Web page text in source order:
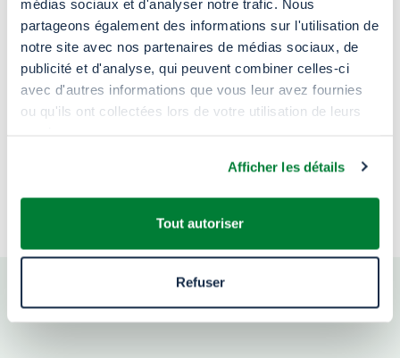
médias sociaux et d'analyser notre trafic. Nous
partageons également des informations sur l'utilisation de
notre site avec nos partenaires de médias sociaux, de
publicité et d'analyse, qui peuvent combiner celles-ci
avec d'autres informations que vous leur avez fournies
ou qu'ils ont collectées lors de votre utilisation de leurs
Afficher les détails
Tout autoriser
Refuser
estimulante, propicio para el
desarrollo de talentos
individuales.
Aplicar
ofertas
PreviousNext
FAQ